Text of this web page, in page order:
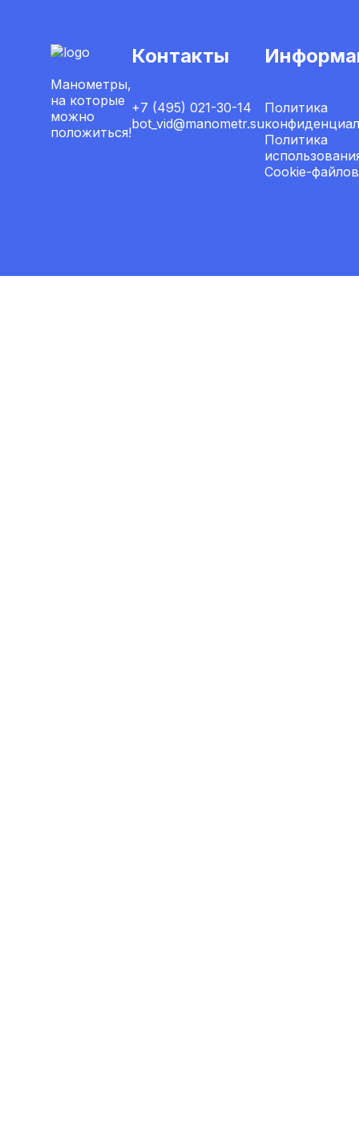
Манометры,
на которые
можно
положиться!
Контакты
+7 (495) 021-30-14
bot_vid@manometr.su
Политика
Политика
Cookie-файлов